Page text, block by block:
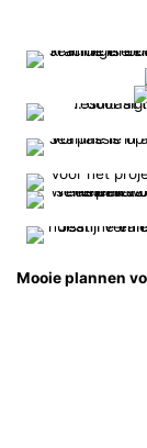
Mooie plannen